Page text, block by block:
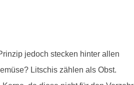
jedoch stecken hinter allen
Litschis zählen als Obst.